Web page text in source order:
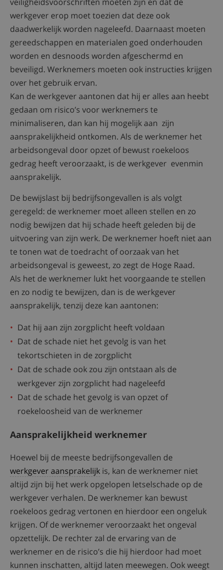
werkgever erop moet toezien dat deze ook
daadwerkelijk worden nageleefd. Daarnaast moeten
gereedschappen en materialen goed onderhouden
worden en desnoods worden afgeschermd en
beveiligd. Werknemers moeten ook instructies krijgen
over het gebruik ervan.
Kan de werkgever aantonen dat hij er alles aan heebt
gedaan om risico’s voor werknemers te
minimaliseren, dan kan hij mogelijk aan zijn
aansprakelijkheid ontkomen. Als de werknemer het
arbeidsongeval door opzet of bewust roekeloos
gedrag heeft veroorzaakt, is de werkgever evenmin
aansprakelijk.
De bewijslast bij bedrijfsongevallen is als volgt
geregeld: de werknemer moet alleen stellen en zo
nodig bewijzen dat hij schade heeft geleden bij de
uitvoering van zijn werk. De werknemer hoeft niet aan
te tonen wat de toedracht of oorzaak van het
arbeidsongeval is geweest, zo zegt de Hoge Raad.
Als het de werknemer lukt het voorgaande te stellen
en zo nodig te bewijzen, dan is de werkgever
aansprakelijk, tenzij deze kan aantonen:
Dat hij aan zijn zorgplicht heeft voldaan
Dat de schade niet het gevolg is van het
tekortschieten in de zorgplicht
Dat de schade ook zou zijn ontstaan als de
werkgever zijn zorgplicht had nageleefd
Dat de schade het gevolg is van opzet of
roekeloosheid van de werknemer
Aansprakelijkheid werknemer
Hoewel bij de meeste bedrijfsongevallen de
werkgever aansprakelijk is, kan de werknemer niet
altijd zijn bij het werk opgelopen letselschade op de
werkgever verhalen. De werknemer kan bewust
roekeloos gedrag vertonen en hierdoor een ongeluk
krijgen. Of de werknemer veroorzaakt het ongeval
opzettelijk. De rechter zal de ervaring van de
werknemer en de risico’s die hij hierdoor had moet
kunnen inschatten, altijd laten meewegen. Ook weegt